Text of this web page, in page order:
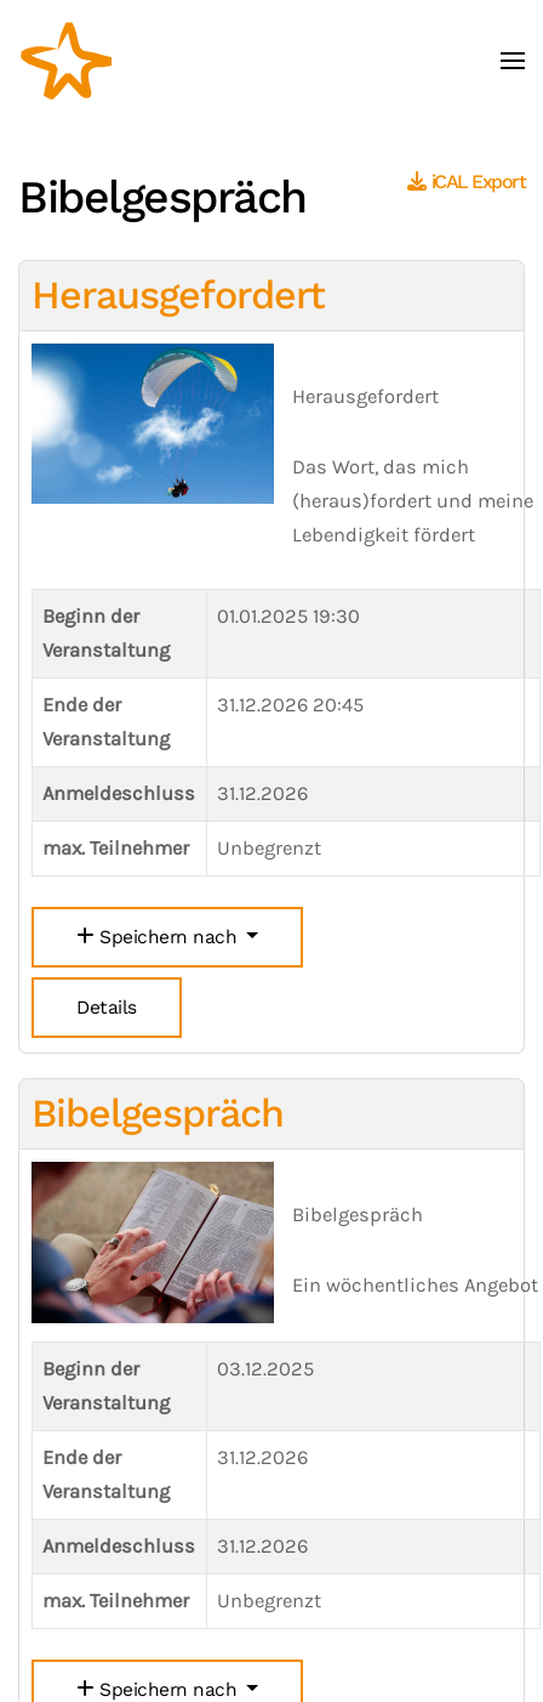
Zum Hauptinhalt springen
Bibelgespräch iCAL Export
Herausgefordert
Herausgefordert
Das Wort, das mich
(heraus)fordert und meine
Lebendigkeit fördert
Beginn der
Veranstaltung
01.01.2025 19:30
Ende der
Veranstaltung
31.12.2026 20:45
Anmeldeschluss 31.12.2026
max. Teilnehmer Unbegrenzt
Speichern nach
Details
Bibelgespräch
Bibelgespräch
Ein wöchentliches Angebot
Beginn der
Veranstaltung
03.12.2025
Ende der
Veranstaltung
31.12.2026
Anmeldeschluss 31.12.2026
max. Teilnehmer Unbegrenzt
Speichern nach